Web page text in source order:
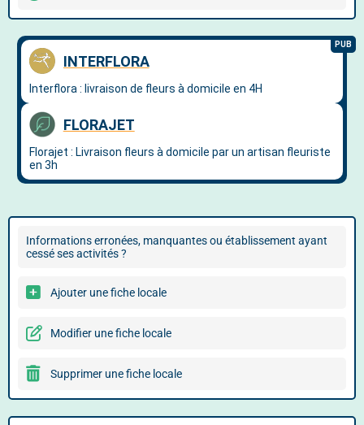
Informations erronées, manquantes ou établissement ayant
cessé ses activités ?
Ajouter une fiche locale
Modifier une fiche locale
Supprimer une fiche locale